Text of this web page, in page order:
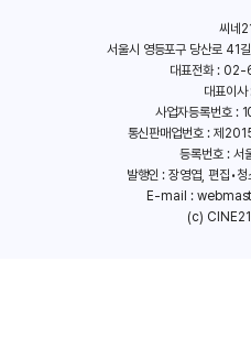
씨네
서울시 영등포구 당산로 41
대표전화 :
대표이
사업자등록번호
통신판매업번호 : 제
등록번호 :
발행인 : 장영엽, 편집•
E-mail :
(c)